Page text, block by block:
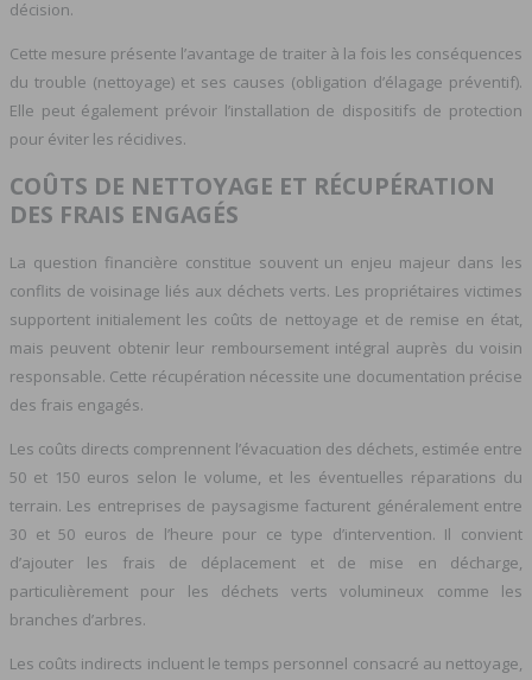
décision.
Cette mesure présente l’avantage de traiter à la fois les conséquences
du trouble (nettoyage) et ses causes (obligation d’élagage préventif).
Elle peut également prévoir l’installation de dispositifs de protection
pour éviter les récidives.
COÛTS DE NETTOYAGE ET RÉCUPÉRATION
DES FRAIS ENGAGÉS
La question financière constitue souvent un enjeu majeur dans les
conflits de voisinage liés aux déchets verts. Les propriétaires victimes
supportent initialement les coûts de nettoyage et de remise en état,
mais peuvent obtenir leur remboursement intégral auprès du voisin
responsable. Cette récupération nécessite une documentation précise
des frais engagés.
Les coûts directs comprennent l’évacuation des déchets, estimée entre
50 et 150 euros selon le volume, et les éventuelles réparations du
terrain. Les entreprises de paysagisme facturent généralement entre
30 et 50 euros de l’heure pour ce type d’intervention. Il convient
d’ajouter les frais de déplacement et de mise en décharge,
particulièrement pour les déchets verts volumineux comme les
branches d’arbres.
Les coûts indirects incluent le temps personnel consacré au nettoyage,